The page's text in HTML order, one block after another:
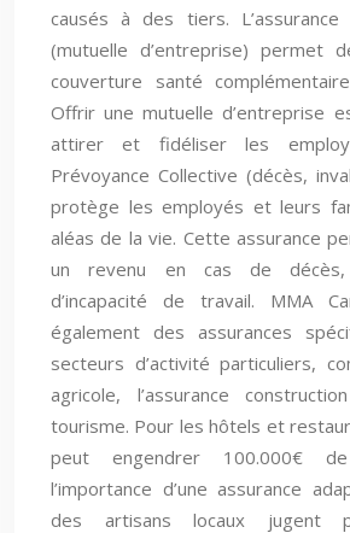
causés à des tiers. L’assurance
(mutuelle d’entreprise) permet
couverture santé
Offrir une mutuelle d’entreprise
attirer et fidéliser les
Prévoyance Collective (décès,
protège les employés et leurs
aléas de la vie. Cette assurance
un revenu en cas de décès,
d’incapacité de travail. MMA
également des assurances
secteurs d’activité particuliers,
agricole, l’assurance
tourisme. Pour les hôtels et
peut engendrer 100.000€
l’importance d’une assurance
des artisans locaux jugent